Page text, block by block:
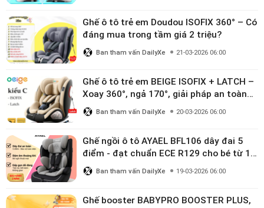
Ghế ô tô trẻ em Doudou ISOFIX 360° – Có
đáng mua trong tầm giá 2 triệu?
Ban tham vấn DailyXe 21-03-2026 06:00
Ghế ô tô trẻ em BEIGE ISOFIX + LATCH –
Xoay 360°, ngả 170°, giải pháp an toàn
linh hoạt cho bé 0–10 tuổi
Ban tham vấn DailyXe 20-03-2026 06:00
Ghế ngồi ô tô AYAEL BFL106 dây đai 5
điểm - đạt chuẩn ECE R129 cho bé từ 1–
10 tuổi
Ban tham vấn DailyXe 19-03-2026 06:00
Ghế booster BABYPRO BOOSTER PLUS,